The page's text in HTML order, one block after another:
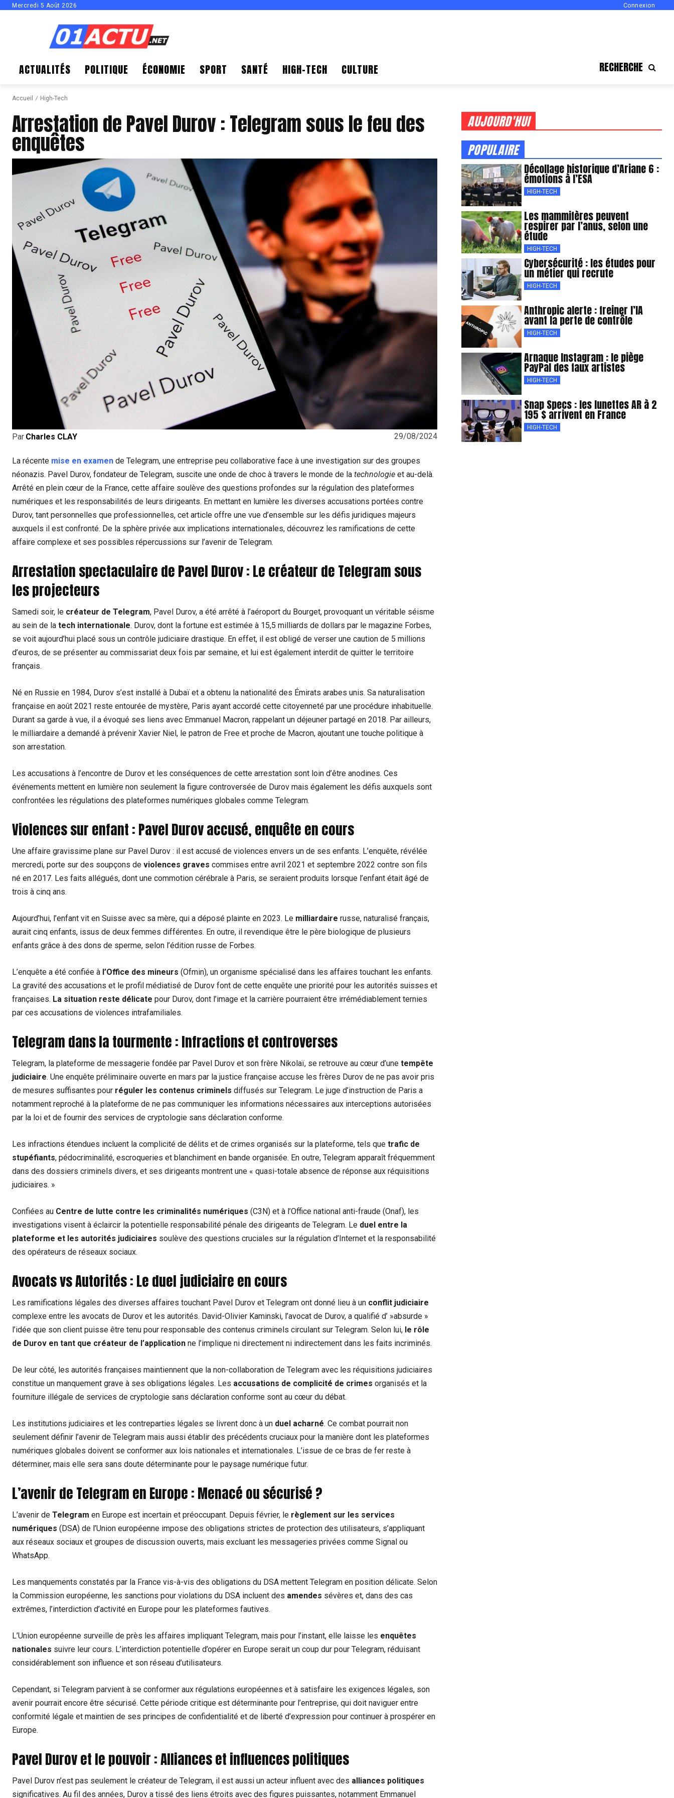
Mercredi 5 Août 2026 Connexion
ACTUALITÉS POLITIQUE ÉCONOMIE SPORT SANTÉ HIGH-TECH CULTURE RECHERCHE
Accueil High-Tech
Arrestation de Pavel Durov : Telegram sous le feu des
enquêtes
29/08/2024
Par Charles CLAY
La récente mise en examen de Telegram, une entreprise peu collaborative face à une investigation sur des groupes
néonazis. Pavel Durov, fondateur de Telegram, suscite une onde de choc à travers le monde de la technologie et au-delà.
Arrêté en plein cœur de la France, cette affaire soulève des questions profondes sur la régulation des plateformes
numériques et les responsabilités de leurs dirigeants. En mettant en lumière les diverses accusations portées contre
Durov, tant personnelles que professionnelles, cet article offre une vue d’ensemble sur les défis juridiques majeurs
auxquels il est confronté. De la sphère privée aux implications internationales, découvrez les ramifications de cette
affaire complexe et ses possibles répercussions sur l’avenir de Telegram.
Arrestation spectaculaire de Pavel Durov : Le créateur de Telegram sous
les projecteurs
Samedi soir, le créateur de Telegram, Pavel Durov, a été arrêté à l’aéroport du Bourget, provoquant un véritable séisme
au sein de la tech internationale. Durov, dont la fortune est estimée à 15,5 milliards de dollars par le magazine Forbes,
se voit aujourd’hui placé sous un contrôle judiciaire drastique. En effet, il est obligé de verser une caution de 5 millions
d’euros, de se présenter au commissariat deux fois par semaine, et lui est également interdit de quitter le territoire
français.
Né en Russie en 1984, Durov s’est installé à Dubaï et a obtenu la nationalité des Émirats arabes unis. Sa naturalisation
française en août 2021 reste entourée de mystère, Paris ayant accordé cette citoyenneté par une procédure inhabituelle.
Durant sa garde à vue, il a évoqué ses liens avec Emmanuel Macron, rappelant un déjeuner partagé en 2018. Par ailleurs,
le milliardaire a demandé à prévenir Xavier Niel, le patron de Free et proche de Macron, ajoutant une touche politique à
son arrestation.
Les accusations à l’encontre de Durov et les conséquences de cette arrestation sont loin d’être anodines. Ces
événements mettent en lumière non seulement la figure controversée de Durov mais également les défis auxquels sont
confrontées les régulations des plateformes numériques globales comme Telegram.
Violences sur enfant : Pavel Durov accusé, enquête en cours
Une affaire gravissime plane sur Pavel Durov : il est accusé de violences envers un de ses enfants. L’enquête, révélée
mercredi, porte sur des soupçons de violences graves commises entre avril 2021 et septembre 2022 contre son fils
né en 2017. Les faits allégués, dont une commotion cérébrale à Paris, se seraient produits lorsque l’enfant était âgé de
trois à cinq ans.
Aujourd’hui, l’enfant vit en Suisse avec sa mère, qui a déposé plainte en 2023. Le milliardaire russe, naturalisé français,
aurait cinq enfants, issus de deux femmes différentes. En outre, il revendique être le père biologique de plusieurs
enfants grâce à des dons de sperme, selon l’édition russe de Forbes.
L’enquête a été confiée à l’Office des mineurs (Ofmin), un organisme spécialisé dans les affaires touchant les enfants.
La gravité des accusations et le profil médiatisé de Durov font de cette enquête une priorité pour les autorités suisses et
françaises. La situation reste délicate pour Durov, dont l’image et la carrière pourraient être irrémédiablement ternies
par ces accusations de violences intrafamiliales.
Telegram dans la tourmente : Infractions et controverses
Telegram, la plateforme de messagerie fondée par Pavel Durov et son frère Nikolaï, se retrouve au cœur d’une tempête
judiciaire. Une enquête préliminaire ouverte en mars par la justice française accuse les frères Durov de ne pas avoir pris
de mesures suffisantes pour réguler les contenus criminels diffusés sur Telegram. Le juge d’instruction de Paris a
notamment reproché à la plateforme de ne pas communiquer les informations nécessaires aux interceptions autorisées
par la loi et de fournir des services de cryptologie sans déclaration conforme.
Les infractions étendues incluent la complicité de délits et de crimes organisés sur la plateforme, tels que trafic de
stupéfiants, pédocriminalité, escroqueries et blanchiment en bande organisée. En outre, Telegram apparaît fréquemment
dans des dossiers criminels divers, et ses dirigeants montrent une « quasi-totale absence de réponse aux réquisitions
judiciaires. »
Confiées au Centre de lutte contre les criminalités numériques (C3N) et à l’Office national anti-fraude (Onaf), les
investigations visent à éclaircir la potentielle responsabilité pénale des dirigeants de Telegram. Le duel entre la
plateforme et les autorités judiciaires soulève des questions cruciales sur la régulation d’Internet et la responsabilité
des opérateurs de réseaux sociaux.
Avocats vs Autorités : Le duel judiciaire en cours
Les ramifications légales des diverses affaires touchant Pavel Durov et Telegram ont donné lieu à un conflit judiciaire
complexe entre les avocats de Durov et les autorités. David-Olivier Kaminski, l’avocat de Durov, a qualifié d’ »absurde »
l’idée que son client puisse être tenu pour responsable des contenus criminels circulant sur Telegram. Selon lui, le rôle
de Durov en tant que créateur de l’application ne l’implique ni directement ni indirectement dans les faits incriminés.
De leur côté, les autorités françaises maintiennent que la non-collaboration de Telegram avec les réquisitions judiciaires
constitue un manquement grave à ses obligations légales. Les accusations de complicité de crimes organisés et la
fourniture illégale de services de cryptologie sans déclaration conforme sont au cœur du débat.
Les institutions judiciaires et les contreparties légales se livrent donc à un duel acharné. Ce combat pourrait non
seulement définir l’avenir de Telegram mais aussi établir des précédents cruciaux pour la manière dont les plateformes
numériques globales doivent se conformer aux lois nationales et internationales. L’issue de ce bras de fer reste à
déterminer, mais elle sera sans doute déterminante pour le paysage numérique futur.
L’avenir de Telegram en Europe : Menacé ou sécurisé ?
L’avenir de Telegram en Europe est incertain et préoccupant. Depuis février, le règlement sur les services
numériques (DSA) de l’Union européenne impose des obligations strictes de protection des utilisateurs, s’appliquant
aux réseaux sociaux et groupes de discussion ouverts, mais excluant les messageries privées comme Signal ou
WhatsApp.
Les manquements constatés par la France vis-à-vis des obligations du DSA mettent Telegram en position délicate. Selon
la Commission européenne, les sanctions pour violations du DSA incluent des amendes sévères et, dans des cas
extrêmes, l’interdiction d’activité en Europe pour les plateformes fautives.
L’Union européenne surveille de près les affaires impliquant Telegram, mais pour l’instant, elle laisse les enquêtes
nationales suivre leur cours. L’interdiction potentielle d’opérer en Europe serait un coup dur pour Telegram, réduisant
considérablement son influence et son réseau d’utilisateurs.
Cependant, si Telegram parvient à se conformer aux régulations européennes et à satisfaire les exigences légales, son
avenir pourrait encore être sécurisé. Cette période critique est déterminante pour l’entreprise, qui doit naviguer entre
conformité légale et maintien de ses principes de confidentialité et de liberté d’expression pour continuer à prospérer en
Europe.
Pavel Durov et le pouvoir : Alliances et influences politiques
Pavel Durov n’est pas seulement le créateur de Telegram, il est aussi un acteur influent avec des alliances politiques
significatives. Au fil des années, Durov a tissé des liens étroits avec des figures puissantes, notamment Emmanuel
AUJOURD'HUI
POPULAIRE
Décollage historique d’Ariane 6 :
émotions à l’ESA
HIGH-TECH
Les mammifères peuvent
respirer par l’anus, selon une
étude
HIGH-TECH
Cybersécurité : les études pour
un métier qui recrute
HIGH-TECH
Anthropic alerte : freiner l’IA
avant la perte de contrôle
HIGH-TECH
Arnaque Instagram : le piège
PayPal des faux artistes
HIGH-TECH
Snap Specs : les lunettes AR à 2
195 $ arrivent en France
HIGH-TECH